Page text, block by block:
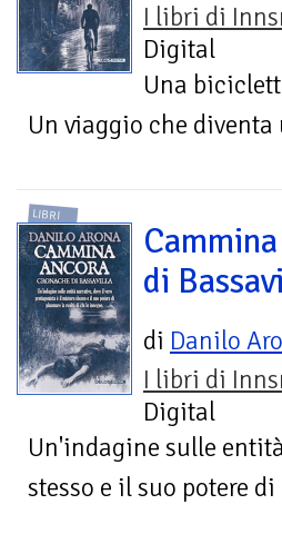
I libri di
Digital
Una
Un viaggio che
LIBRI
di
di Danilo
I libri di
Digital
Un'indagine sulle
stesso e il suo potere